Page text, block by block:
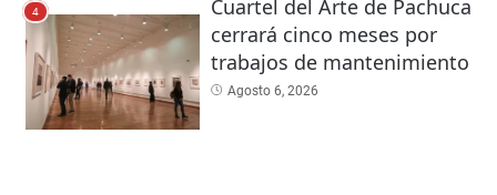
4
Cuartel del Arte de Pachuca
cerrará cinco meses por
trabajos de mantenimiento
Agosto 6, 2026